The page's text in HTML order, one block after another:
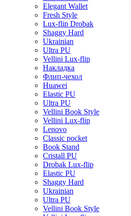
Elegant Wallet
Fresh Style
Lux-flip Drobak
Shaggy Hard
Ukrainian
Ultra PU
Vellini Lux-flip
Накладка
Флип-чехол
Huawei
Elastic PU
Ultra PU
Vellini Book Style
Vellini Lux-flip
Lenovo
Classic pocket
Book Stand
Cristall PU
Drobak Lux-flip
Elastic PU
Shaggy Hard
Ukrainian
Ultra PU
Vellini Book Style